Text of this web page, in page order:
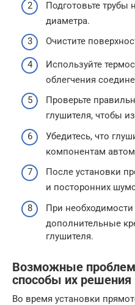
Подготовьте
диаметра.
Очистите
Используйте
облегчения
Проверьте
глушителя, чтобы
Убедитесь, что
компонентам
После установки
и посторонних
При необходимости
дополнительные
глушителя.
Возможные
способы их решения
Во время установки